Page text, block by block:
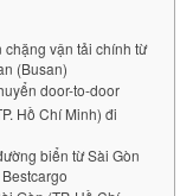
chặng vận tải chính từ
(Busan)
door-to-door
Hồ Chí Minh) đi
biển từ Sài Gòn